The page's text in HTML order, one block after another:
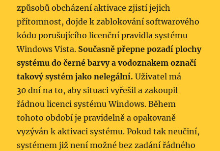
způsobů obcházení aktivace zjistí jejich
přítomnost, dojde k zablokování softwarového
kódu porušujícího licenční pravidla systému
Windows Vista. Současně přepne pozadí plochy
systému do černé barvy a vodoznakem označí
takový systém jako nelegální. Uživatel má
30 dní na to, aby situaci vyřešil a zakoupil
řádnou licenci systému Windows. Během
tohoto období je pravidelně a opakovaně
vyzýván k aktivaci systému. Pokud tak neučiní,
systémem již není možné bez zadání řádného